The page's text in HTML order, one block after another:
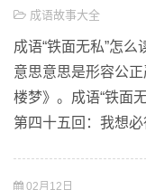
成语故事大全
成语“铁面无私”怎么
意思意思是形容公
楼梦》。成语“铁面
第四十五回：我想必
02月12日